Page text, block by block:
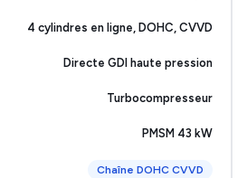
4 cylindres en ligne, DOHC, CVVD
Directe GDI haute pression
Turbocompresseur
PMSM 43 kW
Chaîne DOHC CVVD